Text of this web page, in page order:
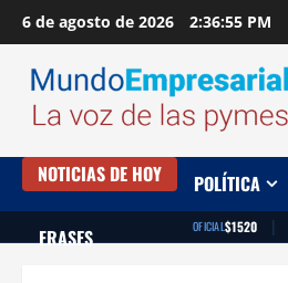
Saltar
al
contenido
6 de agosto de 2026 2:36:56 PM
NOTICIAS DE HOY POLÍTICA
FRASES OFICIAL$1520 |